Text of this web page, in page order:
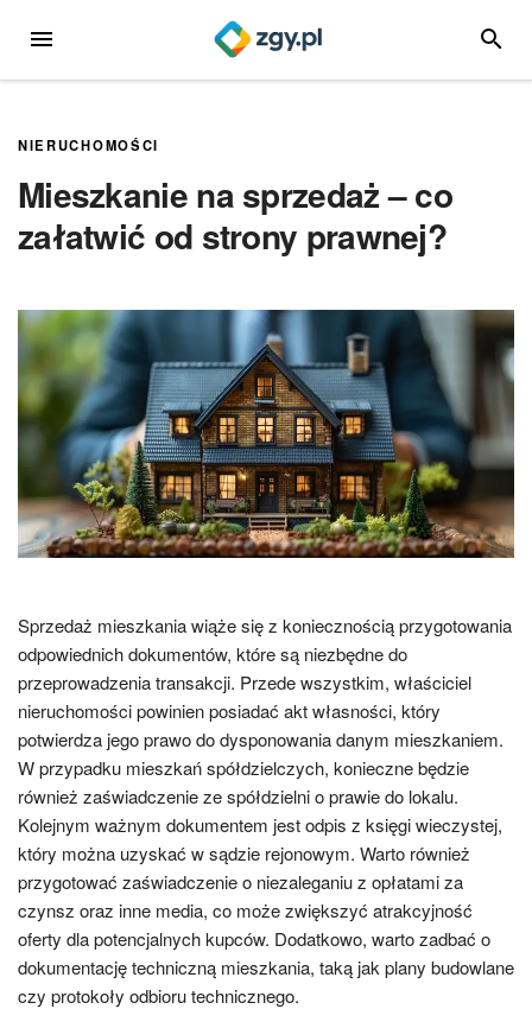
MENU
NIERUCHOMOŚCI
Mieszkanie na sprzedaż – co
załatwić od strony prawnej?
Sprzedaż mieszkania wiąże się z koniecznością przygotowania
odpowiednich dokumentów, które są niezbędne do
przeprowadzenia transakcji. Przede wszystkim, właściciel
nieruchomości powinien posiadać akt własności, który
potwierdza jego prawo do dysponowania danym mieszkaniem.
W przypadku mieszkań spółdzielczych, konieczne będzie
również zaświadczenie ze spółdzielni o prawie do lokalu.
Kolejnym ważnym dokumentem jest odpis z księgi wieczystej,
który można uzyskać w sądzie rejonowym. Warto również
przygotować zaświadczenie o niezaleganiu z opłatami za
czynsz oraz inne media, co może zwiększyć atrakcyjność
oferty dla potencjalnych kupców. Dodatkowo, warto zadbać o
dokumentację techniczną mieszkania, taką jak plany budowlane
czy protokoły odbioru technicznego.